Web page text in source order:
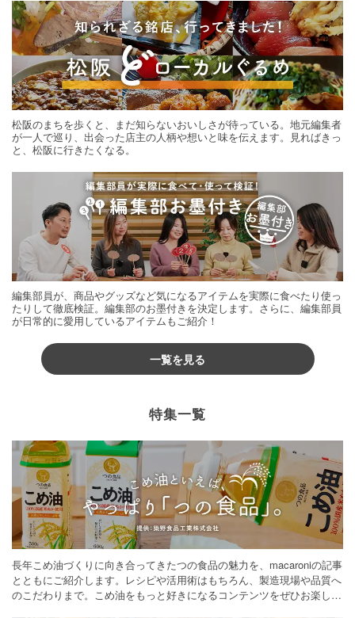
松阪のまちを歩くと、まだ知らないおいしさが待っている。地元編集者
が一人で巡り、出会った店主の人柄や想いと味を伝えます。見ればきっ
と、松阪に行きたくなる。
編集部員が、商品やグッズなど気になるアイテムを実際に食べたり使っ
たりして徹底検証。編集部のお墨付きを決定します。さらに、編集部員
が日常的に愛用しているアイテムもご紹介！
一覧を見る
特集一覧
長年こめ油づくりに向き合ってきたつの食品の魅力を、macaroniの記事
とともにご紹介します。レシピや活用術はもちろん、製造現場や品質へ
のこだわりまで。こめ油をもっと好きになるコンテンツをぜひお楽しみ